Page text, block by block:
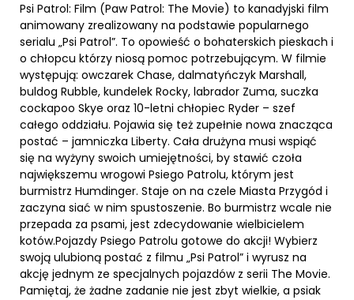
Psi Patrol: Film (Paw Patrol: The Movie) to kanadyjski film
animowany zrealizowany na podstawie popularnego
serialu „Psi Patrol”. To opowieść o bohaterskich pieskach i
o chłopcu którzy niosą pomoc potrzebującym. W filmie
występują: owczarek Chase, dalmatyńczyk Marshall,
buldog Rubble, kundelek Rocky, labrador Zuma, suczka
cockapoo Skye oraz 10-letni chłopiec Ryder – szef
całego oddziału. Pojawia się też zupełnie nowa znacząca
postać – jamniczka Liberty. Cała drużyna musi wspiąć
się na wyżyny swoich umiejętności, by stawić czoła
największemu wrogowi Psiego Patrolu, którym jest
burmistrz Humdinger. Staje on na czele Miasta Przygód i
zaczyna siać w nim spustoszenie. Bo burmistrz wcale nie
przepada za psami, jest zdecydowanie wielbicielem
kotów.Pojazdy Psiego Patrolu gotowe do akcji! Wybierz
swoją ulubioną postać z filmu „Psi Patrol” i wyrusz na
akcję jednym ze specjalnych pojazdów z serii The Movie.
Pamiętaj, że żadne zadanie nie jest zbyt wielkie, a psiak